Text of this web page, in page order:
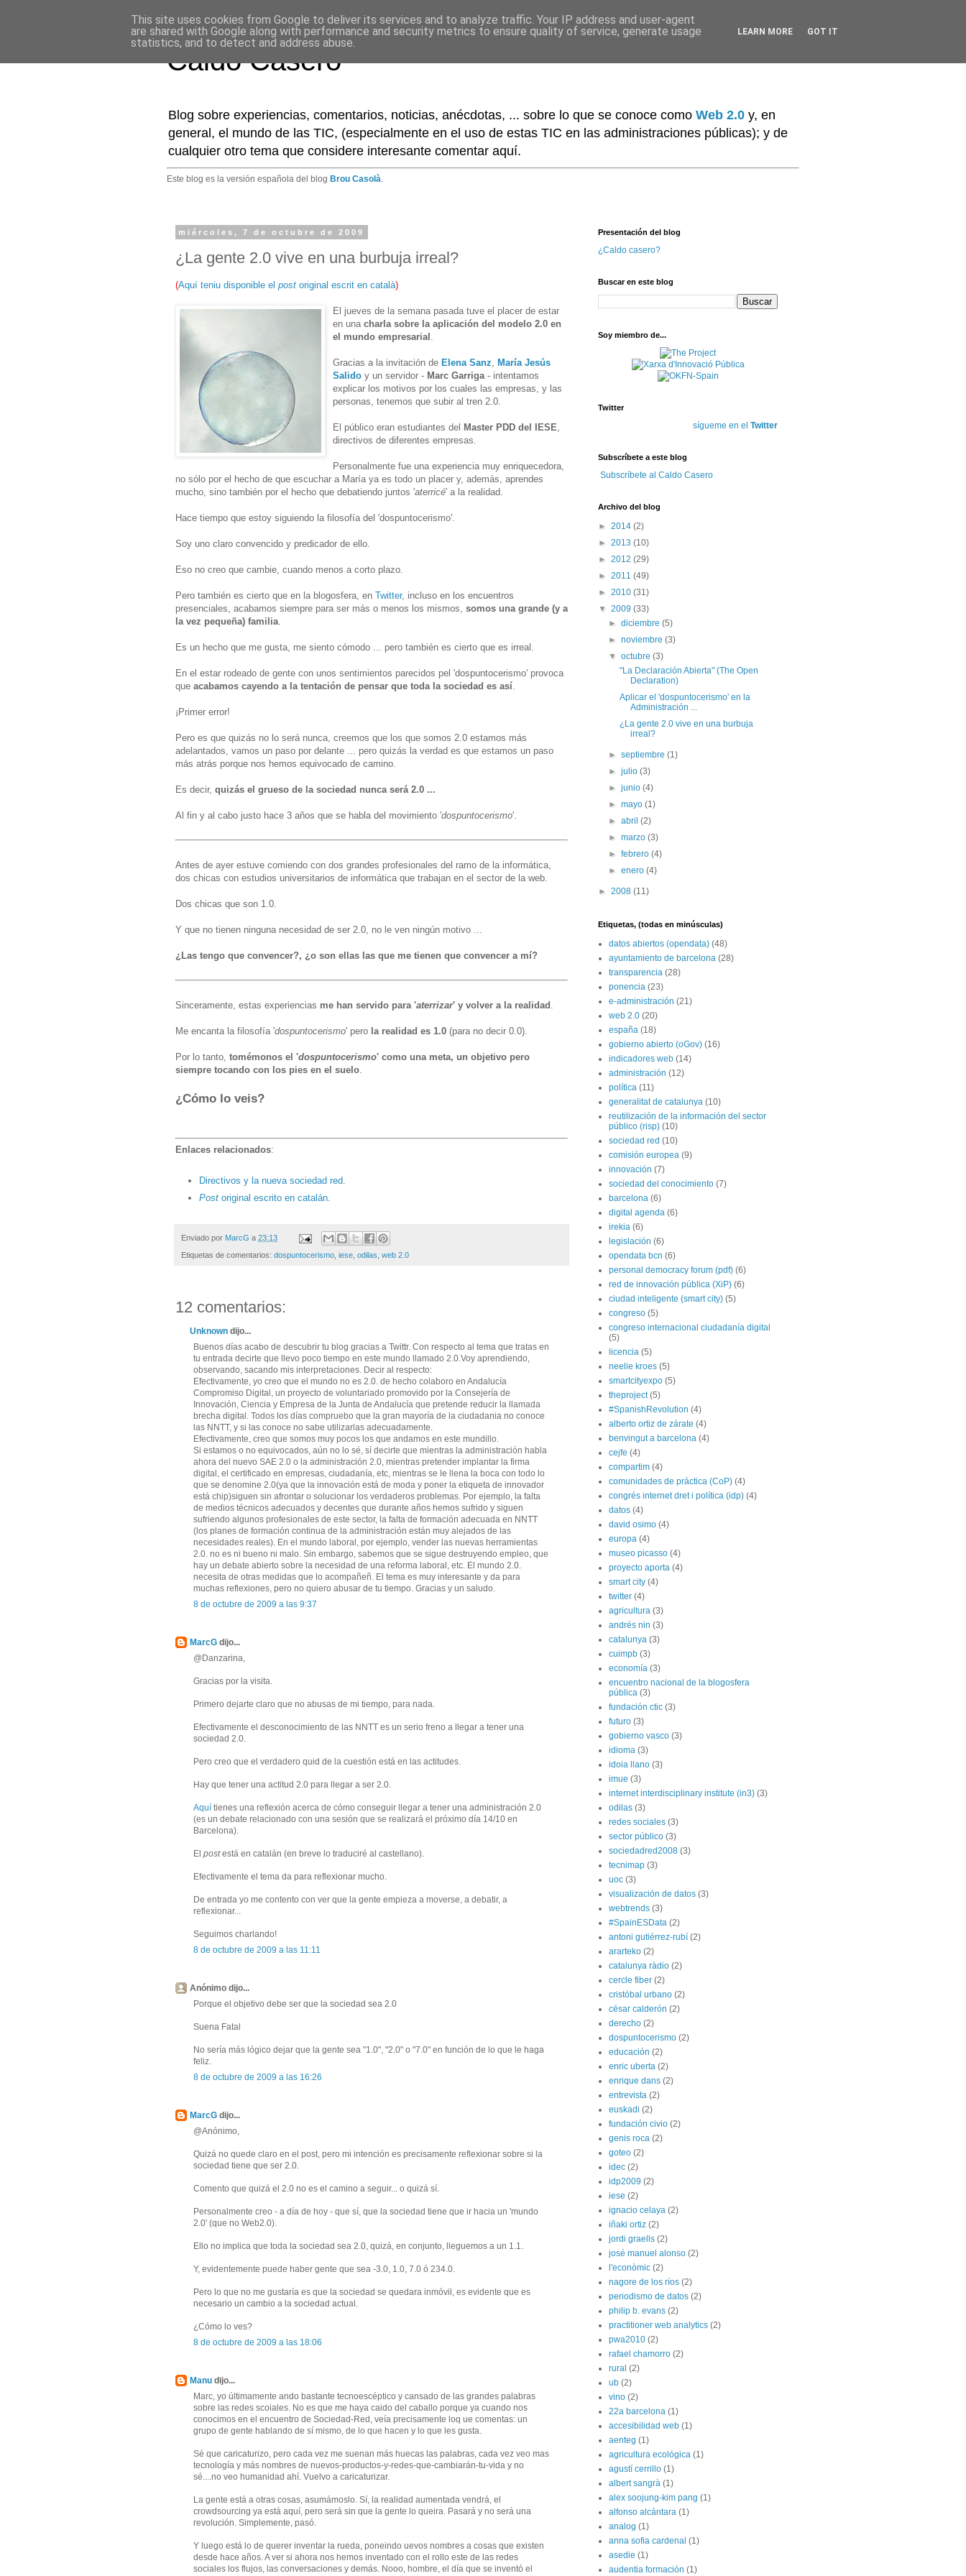
Caldo Casero
Blog sobre experiencias, comentarios, noticias, anécdotas, ... sobre lo que se conoce como Web 2.0 y, en
general, el mundo de las TIC, (especialmente en el uso de estas TIC en las administraciones públicas); y de
cualquier otro tema que considere interesante comentar aquí.
Este blog es la versión española del blog Brou Casolà.
miércoles, 7 de octubre de 2009
¿La gente 2.0 vive en una burbuja irreal?
(Aquí teniu disponible el post original escrit en català)
El jueves de la semana pasada tuve el placer de estar
en una charla sobre la aplicación del modelo 2.0 en
el mundo empresarial
Gracias a la invitación de Elena Sanz María Jesús
Salido y un servidor - Marc Garriga - intentamos
explicar los motivos por los cuales las empresas, y las
personas, tenemos que subir al tren 2.0.
El público eran estudiantes del Master PDD del IESE
directivos de diferentes empresas.
Personalmente fue una experiencia muy enriquecedora,
no sólo por el hecho de que escuchar a María ya es todo un placer y, además, aprendes
mucho, sino también por el hecho que debatiendo juntos 'aterricé' a la realidad.
Hace tiempo que estoy siguiendo la filosofía del 'dospuntocerismo'.
Soy uno claro convencido y predicador de ello.
Eso no creo que cambie, cuando menos a corto plazo.
Pero también es cierto que en la blogosfera, en Twitter, incluso en los encuentros
presenciales, acabamos siempre para ser más o menos los mismos, somos una grande (y a
la vez pequeña) familia
Es un hecho que me gusta, me siento cómodo ... pero también es cierto que es irreal.
En el estar rodeado de gente con unos sentimientos parecidos pel 'dospuntocerismo' provoca
que acabamos cayendo a la tentación de pensar que toda la sociedad es así
¡Primer error!
Pero es que quizás no lo será nunca, creemos que los que somos 2.0 estamos más
adelantados, vamos un paso por delante ... pero quizás la verdad es que estamos un paso
más atrás porque nos hemos equivocado de camino.
Es decir, quizás el grueso de la sociedad nunca será 2.0 ...
Al fin y al cabo justo hace 3 años que se habla del movimiento 'dospuntocerismo'.
Antes de ayer estuve comiendo con dos grandes profesionales del ramo de la informática,
dos chicas con estudios universitarios de informática que trabajan en el sector de la web.
Dos chicas que son 1.0.
Y que no tienen ninguna necesidad de ser 2.0, no le ven ningún motivo ...
¿Las tengo que convencer?, ¿o son ellas las que me tienen que convencer a mí?
Sinceramente, estas experiencias me han servido para 'aterrizar' y volver a la realidad .
Me encanta la filosofía 'dospuntocerismo' pero la realidad es 1.0 (para no decir 0.0).
Por lo tanto, tomémonos el 'dospuntocerismo' como una meta, un objetivo pero
siempre tocando con los pies en el suelo.
¿Cómo lo veis?
Enlaces relacionados:
Directivos y la nueva sociedad red
Post original escrito en catalán.
Enviado por MarcG a 23:13
Etiquetas de comentarios: dospuntocerismo, iese, odilas, web 2.0
12 comentarios:
Unknown dijo...
Buenos días acabo de descubrir tu blog gracias a Twittr. Con respecto al tema que tratas en
tu entrada decirte que llevo poco tiempo en este mundo llamado 2.0.Voy aprendiendo,
observando, sacando mis interpretaciones. Decir al respecto:
Efectivamente, yo creo que el mundo no es 2.0. de hecho colaboro en Andalucía
Compromiso Digital, un proyecto de voluntariado promovido por la Consejería de
Innovación, Ciencia y Empresa de la Junta de Andalucía que pretende reducir la llamada
brecha digital. Todos los días compruebo que la gran mayoría de la ciudadania no conoce
las NNTT, y si las conoce no sabe utilizarlas adecuadamente.
Efectivamente, creo que somos muy pocos los que andamos en este mundillo.
Si estamos o no equivocados, aún no lo sé, sí decirte que mientras la administración habla
ahora del nuevo SAE 2.0 o la administración 2.0, mientras pretender implantar la firma
digital, el certificado en empresas, ciudadanía, etc, mientras se le llena la boca con todo lo
que se denomine 2.0(ya que la innovación está de moda y poner la etiqueta de innovador
está chip)siguen sin afrontar o solucionar los verdaderos problemas. Por ejemplo, la falta
de medios técnicos adecuados y decentes que durante años hemos sufrido y siguen
sufriendo algunos profesionales de este sector, la falta de formación adecuada en NNTT
(los planes de formación continua de la administración están muy alejados de las
necesidades reales). En el mundo laboral, por ejemplo, vender las nuevas herramientas
2.0. no es ni bueno ni malo. Sin embargo, sabemos que se sigue destruyendo empleo, que
hay un debate abierto sobre la necesidad de una reforma laboral, etc. El mundo 2.0.
necesita de otras medidas que lo acompañeñ. El tema es muy interesante y da para
muchas reflexiones, pero no quiero abusar de tu tiempo. Gracias y un saludo.
8 de octubre de 2009 a las 9:37
MarcG dijo...
@Danzarina,
Gracias por la visita.
Primero dejarte claro que no abusas de mi tiempo, para nada.
Efectivamente el desconocimiento de las NNTT es un serio freno a llegar a tener una
sociedad 2.0.
Pero creo que el verdadero quid de la cuestión está en las actitudes.
Hay que tener una actitud 2.0 para llegar a ser 2.0.
Aquí tienes una reflexión acerca de cómo conseguir llegar a tener una administración 2.0
(es un debate relacionado con una sesión que se realizará el próximo día 14/10 en
Barcelona).
El postestá en catalán (en breve lo traduciré al castellano).
Efectivamente el tema da para reflexionar mucho.
De entrada yo me contento con ver que la gente empieza a moverse, a debatir, a
reflexionar...
Seguimos charlando!
8 de octubre de 2009 a las 11:11
Anónimo dijo...
Porque el objetivo debe ser que la sociedad sea 2.0
Suena Fatal
No sería más lógico dejar que la gente sea "1.0", "2.0" o "7.0" en función de lo que le haga
feliz.
8 de octubre de 2009 a las 16:26
MarcG dijo...
@Anónimo,
Quizá no quede claro en el post, pero mi intención es precisamente reflexionar sobre si la
sociedad tiene que ser 2.0.
Comento que quizá el 2.0 no es el camino a seguir... o quizá sí.
Personalmente creo - a día de hoy - que sí, que la sociedad tiene que ir hacia un 'mundo
2.0' (que no Web2.0).
Ello no implica que toda la sociedad sea 2.0, quizá, en conjunto, lleguemos a un 1.1.
Y, evidentemente puede haber gente que sea -3.0, 1.0, 7.0 ó 234.0.
Pero lo que no me gustaría es que la sociedad se quedara inmóvil, es evidente que es
necesario un cambio a la sociedad actual.
¿Cómo lo ves?
8 de octubre de 2009 a las 18:06
Manu dijo...
Marc, yo últimamente ando bastante tecnoescéptico y cansado de las grandes palabras
sobre las redes scoiales. No es que me haya caido del caballo porque ya cuando nos
conocimos en el encuentro de Sociedad-Red, veía precisamente loq ue comentas: un
grupo de gente hablando de sí mismo, de lo que hacen y lo que les gusta.
Sé que caricaturizo, pero cada vez me suenan más huecas las palabras, cada vez veo mas
tecnología y más nombres de nuevos-productos-y-redes-que-cambiarán-tu-vida y no
sé....no veo humanidad ahí. Vuelvo a caricaturizar.
La gente está a otras cosas, asumámoslo. Sí, la realidad aumentada vendrá, el
crowdsourcing ya está aquí, pero será sin que la gente lo queira. Pasará y no será una
revolución. Simplemente, pasó.
Y luego está lo de querer inventar la rueda, poneindo uevos nombres a cosas que existen
desde hace años. A ver si ahora nos hemos inventado con el rollo este de las redes
sociales los flujos, las conversaciones y demás. Nooo, hombre, el día que se inventó el
Presentación del blog
¿Caldo casero?
Buscar en este blog
Soy miembro de...
Twitter
sígueme en el Twitter
Subscríbete a este blog
Subscríbete al Caldo Casero
Archivo del blog
► 2014 (2)
► 2013 (10)
► 2012 (29)
► 2011 (49)
► 2010 (31)
▼ 2009 (33)
►diciembre(5)
►noviembre(3)
▼octubre(3)
"La Declaración Abierta" (The Open
Declaration)
Aplicar el 'dospuntocerismo' en la
Administración ...
¿La gente 2.0 vive en una burbuja
irreal?
►septiembre(1)
►julio(3)
►junio(4)
►mayo(1)
►abril(2)
►marzo(3)
►febrero(4)
►enero(4)
► 2008 (11)
Etiquetas, (todas en minúsculas)
datos abiertos (opendata) (48)
ayuntamiento de barcelona (28)
transparencia (28)
ponencia (23)
e-administración (21)
web 2.0 (20)
españa (18)
gobierno abierto (oGov) (16)
indicadores web (14)
administración (12)
política (11)
generalitat de catalunya (10)
reutilización de la información del sector
público (risp) (10)
sociedad red (10)
comisión europea (9)
innovación (7)
sociedad del conocimiento (7)
barcelona (6)
digital agenda (6)
irekia (6)
legislación (6)
opendata bcn (6)
personal democracy forum (pdf) (6)
red de innovación pública (XiP) (6)
ciudad inteligente (smart city) (5)
congreso (5)
congreso internacional ciudadanía digital
(5)
licencia (5)
neelie kroes (5)
smartcityexpo (5)
theproject (5)
#SpanishRevolution (4)
alberto ortiz de zárate (4)
benvingut a barcelona (4)
cejfe (4)
compartim (4)
comunidades de práctica (CoP) (4)
congrés internet dret i política (idp) (4)
datos (4)
david osimo (4)
europa (4)
museo picasso (4)
proyecto aporta (4)
smart city (4)
twitter (4)
agricultura (3)
andrés nin (3)
catalunya (3)
cuimpb (3)
economía (3)
encuentro nacional de la blogosfera
pública (3)
fundación ctic (3)
futuro (3)
gobierno vasco (3)
idioma (3)
idoia llano (3)
imue (3)
internet interdisciplinary institute (in3) (3)
odilas (3)
redes sociales (3)
sector público (3)
sociedadred2008 (3)
tecnimap (3)
uoc (3)
visualización de datos (3)
webtrends (3)
#SpainESData (2)
antoni gutiérrez-rubí (2)
ararteko (2)
catalunya ràdio (2)
cercle fiber (2)
cristóbal urbano (2)
césar calderón (2)
derecho (2)
dospuntocerismo (2)
educación (2)
enric uberta (2)
enrique dans (2)
entrevista (2)
euskadi (2)
fundación civio (2)
genis roca (2)
goteo (2)
idec (2)
idp2009 (2)
iese (2)
ignacio celaya (2)
iñaki ortiz (2)
jordi graells (2)
josé manuel alonso (2)
l'econòmic (2)
nagore de los ríos (2)
periodismo de datos (2)
philip b. evans (2)
practitioner web analytics (2)
pwa2010 (2)
rafael chamorro (2)
rural (2)
ub (2)
vino (2)
22a barcelona (1)
accesibilidad web (1)
aenteg (1)
agricultura ecológica (1)
agustí cerrillo (1)
albert sangrà (1)
alex soojung-kim pang (1)
alfonso alcántara (1)
analog (1)
anna sofia cardenal (1)
asedie (1)
audentia formación (1)
This site uses cookies from Google to deliver its services and to analyze traffic. Your IP address and user-agent
are shared with Google along with performance and security metrics to ensure quality of service, generate usage
statistics, and to detect and address abuse.
LEARN MORE GOT IT